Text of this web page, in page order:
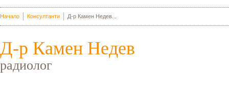
Начало Консултанти Д-р Камен Недев...
Д-р Камен Недев
радиолог